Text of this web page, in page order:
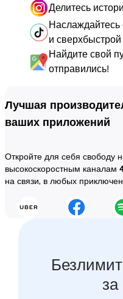
Делитесь
Наслаждайтесь
и сверхбыстрой
Найдите свой
отправились!
Лучшая
ваших приложений
Откройте для себя свободу
высокоскоростным каналам
на связи, в любых
за